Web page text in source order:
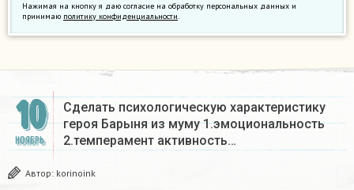
Нажимая на кнопку я даю согласие на обработку персональных данных и
принимаю политику конфиденциальности.
10
НОЯБРЬ
Сделать психологическую характеристику
героя Барыня из муму 1.эмоциональность
2.темперамент активность…
Автор: korinoink